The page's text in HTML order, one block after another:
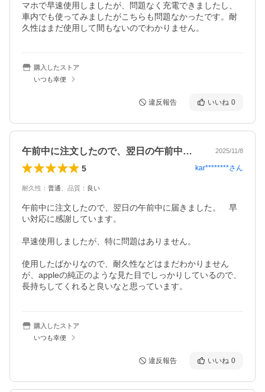
マホで早速使用しましたが、問題なく充電できましたし、
車内でも使ってみましたがこちらも問題なかったです。耐
久性はまだ使用して間もないのでわかりません。
購入したストア
いつも幸便
違反報告 いいね 0
午前中に注文したので、翌日の午前中に届… 2025/11/8
5 kar********さん
耐久性 ： 普通 品質 ： 良い
午前中に注文したので、翌日の午前中に届きました。　早
い対応に感謝しています。
早速使用しましたが、特に問題はありません。
使用したばかりなので、耐久性などはまだわかりません
が、appleの純正のような見た目でしっかりしているので、
長持ちしてくれると良いなと思っています。
購入したストア
いつも幸便
違反報告 いいね 0